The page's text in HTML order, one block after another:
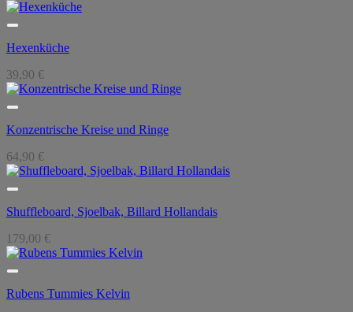
Hexenküche
39,90 €
Konzentrische Kreise und Ringe
64,90 €
Shuffleboard, Sjoelbak, Billard Hollandais
179,00 €
Rubens Tummies Kelvin